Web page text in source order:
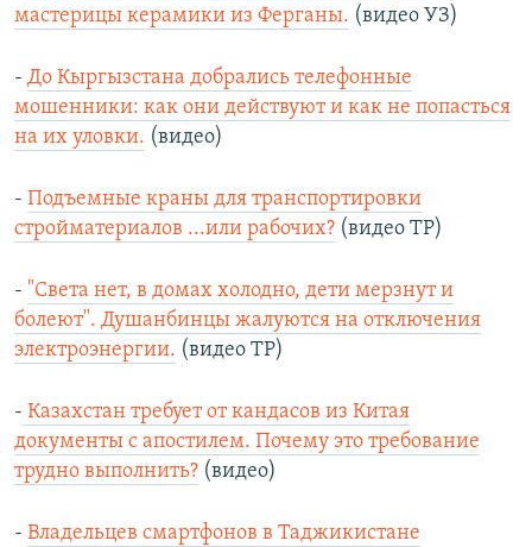
мастерицы керамики из Ферганы. (видео УЗ)
- До Кыргызстана добрались телефонные
мошенники: как они действуют и как не попасться
на их уловки. (видео)
- Подъемные краны для транспортировки
стройматериалов ...или рабочих? (видео ТР)
- "Света нет, в домах холодно, дети мерзнут и
болеют". Душанбинцы жалуются на отключения
электроэнергии. (видео ТР)
- Казахстан требует от кандасов из Китая
документы с апостилем. Почему это требование
трудно выполнить? (видео)
- Владельцев смартфонов в Таджикистане